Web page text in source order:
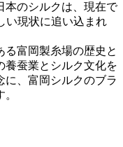
本のシルクは、現在で
い現状に追い込まれ
富岡製糸場の歴史と
養蚕業とシルク文化を
に、富岡シルクのブラ